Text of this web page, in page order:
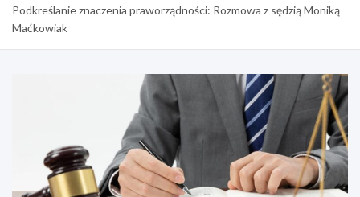
Podkreślanie znaczenia praworządności: Rozmowa z sędzią Moniką
Maćkowiak